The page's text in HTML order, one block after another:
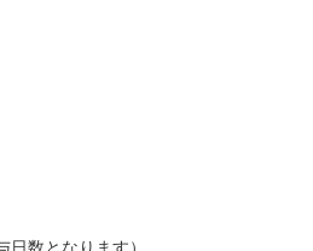
数となります）